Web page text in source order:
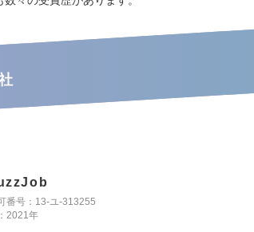
番号：13-ユ-313255
2021年